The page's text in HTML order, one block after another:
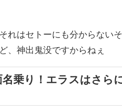
れはセトーにも分からないそ
、神出鬼没ですからねぇ
乗り！エラスはさら